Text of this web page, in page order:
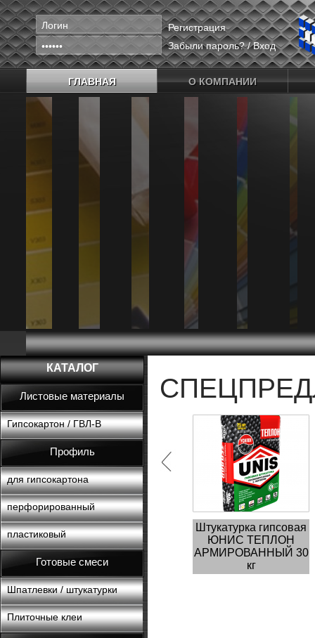
Регистрация
Забыли пароль?/Вход
ГЛАВНАЯ О КОМПАНИИ
КАТАЛОГ
Листовые материалы
Гипсокартон / ГВЛ-В
Профиль
для гипсокартона
перфорированный
пластиковый
Готовые смеси
Шпатлевки / штукатурки
Плиточные клеи
Штукатурка гипсовая
ЮНИС ТЕПЛОН
АРМИРОВАННЫЙ 30
кг